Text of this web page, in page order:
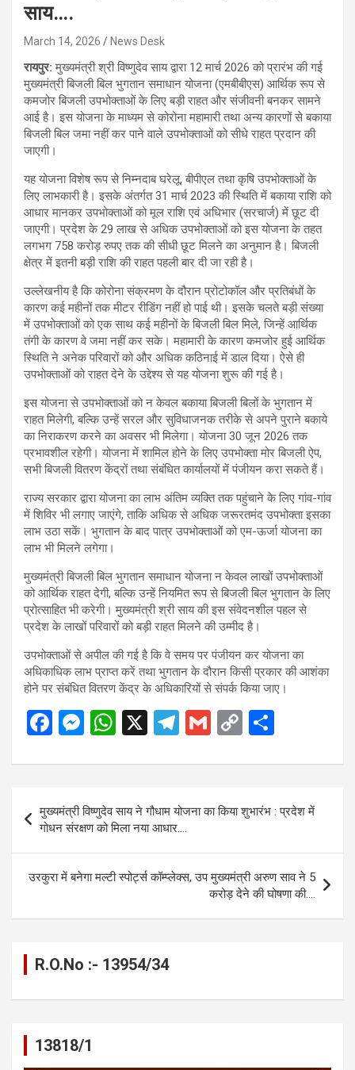
साय….
March 14, 2026 News Desk
रायपुर:मुख्यमंत्री श्री विष्णुदेव साय द्वारा 12 मार्च 2026 को प्रारंभ की गई
मुख्यमंत्री बिजली बिल भुगतान समाधान योजना (एमबीबीएस) आर्थिक रूप से
कमजोर बिजली उपभोक्ताओं के लिए बड़ी राहत और संजीवनी बनकर सामने
आई है। इस योजना के माध्यम से कोरोना महामारी तथा अन्य कारणों से बकाया
बिजली बिल जमा नहीं कर पाने वाले उपभोक्ताओं को सीधे राहत प्रदान की
जाएगी।
यह योजना विशेष रूप से निम्नदाब घरेलू, बीपीएल तथा कृषि उपभोक्ताओं के
लिए लाभकारी है। इसके अंतर्गत 31 मार्च 2023 की स्थिति में बकाया राशि को
आधार मानकर उपभोक्ताओं को मूल राशि एवं अधिभार (सरचार्ज) में छूट दी
जाएगी। प्रदेश के 29 लाख से अधिक उपभोक्ताओं को इस योजना के तहत
लगभग 758 करोड़ रुपए तक की सीधी छूट मिलने का अनुमान है। बिजली
क्षेत्र में इतनी बड़ी राशि की राहत पहली बार दी जा रही है।
उल्लेखनीय है कि कोरोना संक्रमण के दौरान प्रोटोकॉल और प्रतिबंधों के
कारण कई महीनों तक मीटर रीडिंग नहीं हो पाई थी। इसके चलते बड़ी संख्या
में उपभोक्ताओं को एक साथ कई महीनों के बिजली बिल मिले, जिन्हें आर्थिक
तंगी के कारण वे जमा नहीं कर सके। महामारी के कारण कमजोर हुई आर्थिक
स्थिति ने अनेक परिवारों को और अधिक कठिनाई में डाल दिया। ऐसे ही
उपभोक्ताओं को राहत देने के उद्देश्य से यह योजना शुरू की गई है।
इस योजना से उपभोक्ताओं को न केवल बकाया बिजली बिलों के भुगतान में
राहत मिलेगी, बल्कि उन्हें सरल और सुविधाजनक तरीके से अपने पुराने बकाये
का निराकरण करने का अवसर भी मिलेगा। योजना 30 जून 2026 तक
प्रभावशील रहेगी। योजना में शामिल होने के लिए उपभोक्ता मोर बिजली ऐप,
सभी बिजली वितरण केंद्रों तथा संबंधित कार्यालयों में पंजीयन करा सकते हैं।
राज्य सरकार द्वारा योजना का लाभ अंतिम व्यक्ति तक पहुंचाने के लिए गांव-गांव
में शिविर भी लगाए जाएंगे, ताकि अधिक से अधिक जरूरतमंद उपभोक्ता इसका
लाभ उठा सकें। भुगतान के बाद पात्र उपभोक्ताओं को एम-ऊर्जा योजना का
लाभ भी मिलने लगेगा।
मुख्यमंत्री बिजली बिल भुगतान समाधान योजना न केवल लाखों उपभोक्ताओं
को आर्थिक राहत देगी, बल्कि उन्हें नियमित रूप से बिजली बिल भुगतान के लिए
प्रोत्साहित भी करेगी। मुख्यमंत्री श्री साय की इस संवेदनशील पहल से
प्रदेश के लाखों परिवारों को बड़ी राहत मिलने की उम्मीद है।
उपभोक्ताओं से अपील की गई है कि वे समय पर पंजीयन कर योजना का
अधिकाधिक लाभ प्राप्त करें तथा भुगतान के दौरान किसी प्रकार की आशंका
होने पर संबंधित वितरण केंद्र के अधिकारियों से संपर्क किया जाए।
F
ce
b
o
o
k
M
se
n
g
er
W
at
A
p
p
X
T
e
gr
a
m
G
ail
C
py
Li
n
k
ar
navigation
मुख्यमंत्री विष्णुदेव साय ने गौधाम योजना का किया शुभारंभ : प्रदेश में
गोधन संरक्षण को मिला नया आधार….
उरकुरा में बनेगा मल्टी स्पोर्ट्स कॉम्प्लेक्स, उप मुख्यमंत्री अरुण साव ने 5
करोड़ देने की घोषणा की….
R.O.No :- 13954/34
13818/1